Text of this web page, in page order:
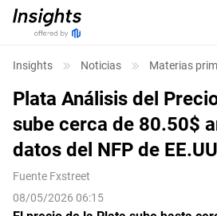
Insights Noticias Materias
Plata Análisis del
sube cerca de 80.50$
datos del NFP de
Fuente Fxstreet
08/05/2026 06:15